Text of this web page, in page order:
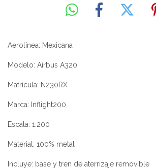
Aerolínea: Mexicana
Modelo: Airbus A320
Matrícula: N230RX
Marca: Inflight200
Escala: 1:200
Material: 100% metal
Incluye: base y tren de aterrizaje removible